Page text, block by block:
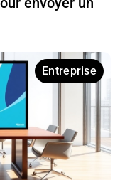
Entreprise